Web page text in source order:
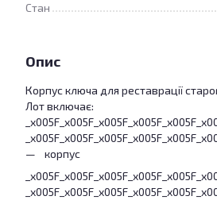
Стан
Опис
Корпус ключа для реставрації
Лот включає:
корпус